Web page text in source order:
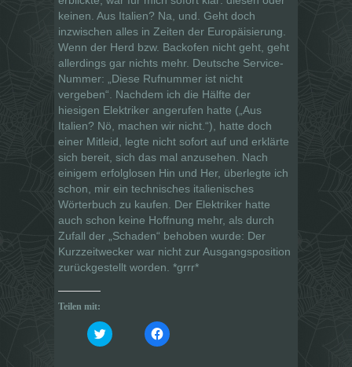
keinen. Aus Italien? Na, und. Geht doch
inzwischen alles in Zeiten der Europäisierung.
Wenn der Herd bzw. Backofen nicht geht, geht
allerdings gar nichts mehr. Deutsche Service-
Nummer: „Diese Rufnummer ist nicht
vergeben“. Nachdem ich die Hälfte der
hiesigen Elektriker angerufen hatte („Aus
Italien? Nö, machen wir nicht.“), hatte doch
einer Mitleid, legte nicht sofort auf und erklärte
sich bereit, sich das mal anzusehen. Nach
einigem erfolglosen Hin und Her, überlegte ich
schon, mir ein technisches italienisches
Wörterbuch zu kaufen. Der Elektriker hatte
auch schon keine Hoffnung mehr, als durch
Zufall der „Schaden“ behoben wurde: Der
Kurzzeitwecker war nicht zur Ausgangsposition
zurückgestellt worden. *grrr*
Teilen mit:
K
l
K
l